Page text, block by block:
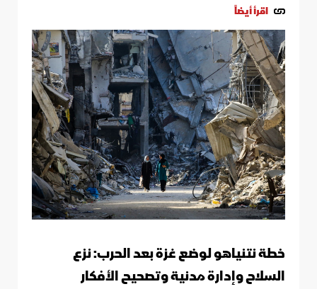
اقرأ أيضاً
خطة نتنياهو لوضع غزة بعد الحرب: نزع
السلاح وإدارة مدنية وتصحيح الأفكار